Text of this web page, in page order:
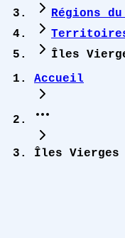
Régions du
Îles
Accueil
Îles Vierges